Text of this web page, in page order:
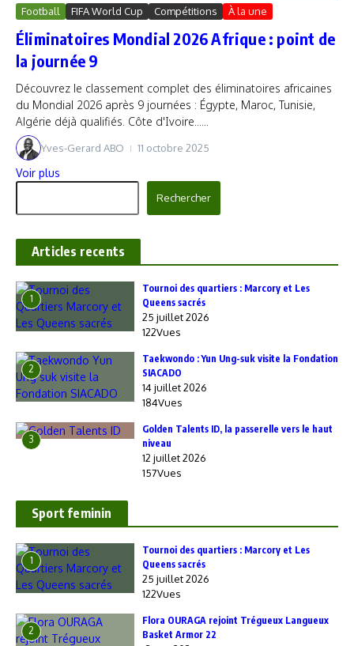
Football FIFA World Cup Compétitions À la une
Éliminatoires Mondial 2026 Afrique : point de
la journée 9
Découvrez le classement complet des éliminatoires africaines
du Mondial 2026 après 9 journées : Égypte, Maroc, Tunisie,
Algérie déjà qualifiés. Côte d'Ivoire......
Yves-Gerard ABO 11 octobre 2025
Voir plus
Rechercher
Articles recents
1
‎Tournoi des quartiers : Marcory et Les
Queens sacrés
25 juillet 2026
122Vues
2
Taekwondo : Yun Ung-suk visite la Fondation
SIACADO
14 juillet 2026
184Vues
3
Golden Talents ID, la passerelle vers le haut
niveau
12 juillet 2026
157Vues
Sport feminin
1
‎Tournoi des quartiers : Marcory et Les
Queens sacrés
25 juillet 2026
122Vues
2
Flora OURAGA rejoint Trégueux Langueux
Basket Armor 22